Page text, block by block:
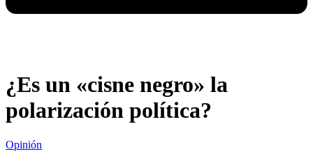
¿Es un «cisne negro» la
polarización política?
Opinión